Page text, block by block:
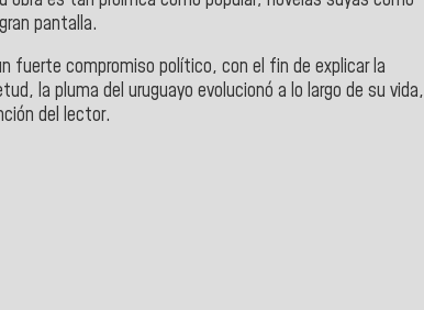
pantalla.
fuerte compromiso político, con el fin de explicar la
la pluma del uruguayo evolucionó a lo largo de su vida,
del lector.